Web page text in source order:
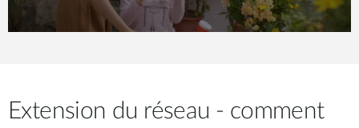
Extension du réseau - comment